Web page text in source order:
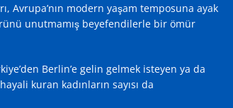
Avrupa’nın modern yaşam temposuna ayak
unutmamış beyefendilerle bir ömür
Berlin’e gelin gelmek isteyen ya da
kuran kadınların sayısı da